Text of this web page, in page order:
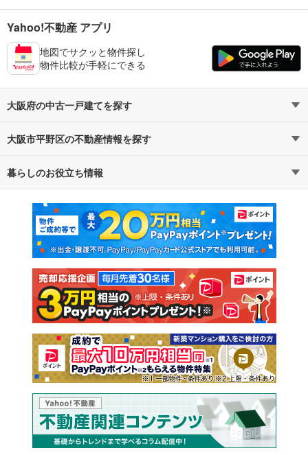
Yahoo!不動産 アプリ
地図でサクッと物件探し
物件比較が手軽にできる
大阪府の中古一戸建てを探す
路線・駅から探す
通勤・通学時間から探す
大阪市平野区の不動産情報を探す
不動産・住宅
新築マンション 中古マンション
新築一戸建て 中古一戸建て
注文住宅 土地
売却査定
暮らしのお役立ち情報
マンションカタログ 教えて！住まいの先生